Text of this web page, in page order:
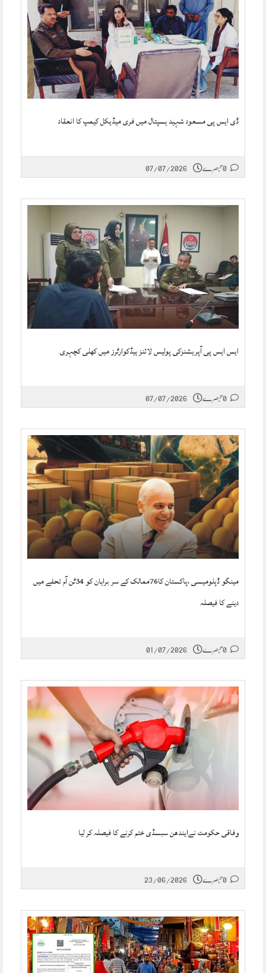
ڈی ایس پی مسعود شہید ہسپتال میں فری میڈیکل کیمپ کا انعقاد
07/07/2026
ایس ایس پی آپریشنزکی پولیس لائنز ہیڈکوارٹرز میں کھلی کچہری
07/07/2026
مینگو ڈپلومیسی ،پاکستان کا76ممالک کے سر براہان کو 34ٹن آم تحفے میں
دینے کا فیصلہ
01/07/2026
وفاقی حکومت نےایندھن سبسڈی ختم کرنے کا فیصلہ کر لیا
23/06/2026